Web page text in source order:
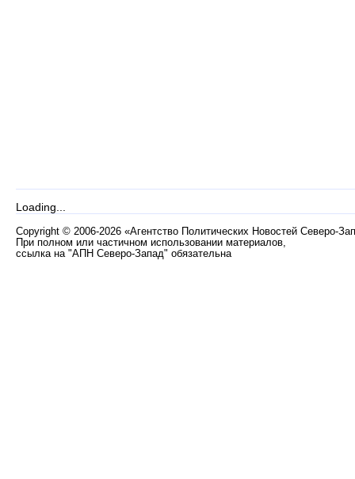
Loading...
Copyright © 2006-2026 «Агентство Политических Новостей Северо-
При полном или частичном использовании материалов,
ссылка на "АПН Северо-Запад" обязательна